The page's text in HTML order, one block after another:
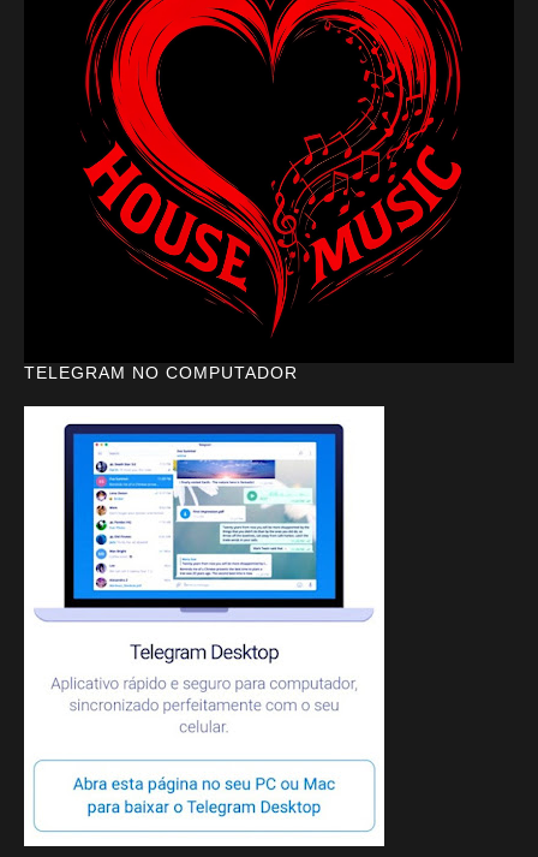
TELEGRAM NO COMPUTADOR